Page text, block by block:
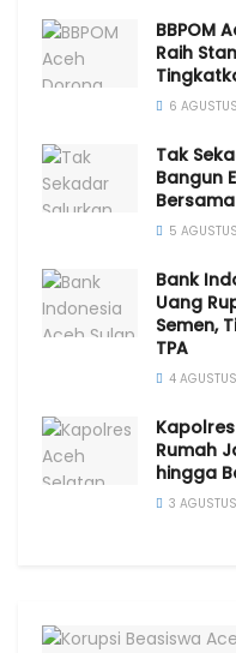
BBPOM
Raih
6
Tak
Bangun
5
Bank
Uang
Semen,
TPA
4
Rumah
hingga
3